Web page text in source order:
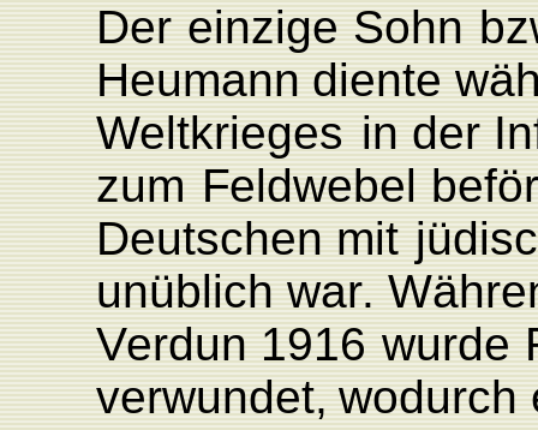
Der einzige Sohn bz
Heumann diente
Weltkrieges in der
zum Feldwebel
Deutschen mit
unüblich war.
Verdun 1916 wurde
verwundet, wodurch